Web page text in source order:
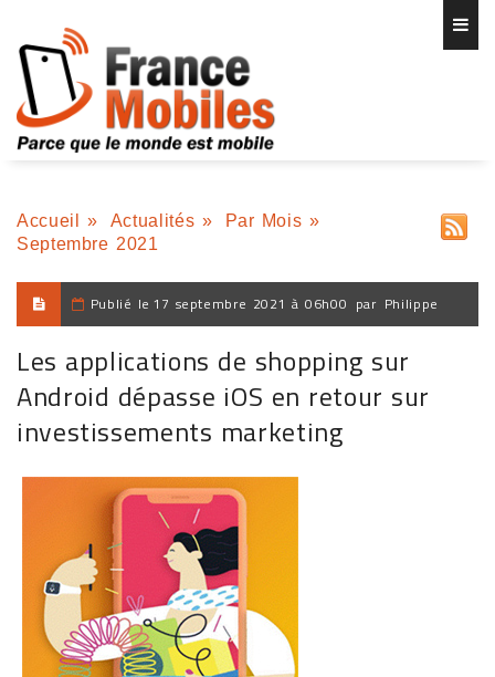
Accueil » Actualités » Par Mois »
Septembre 2021
Publié le 17 septembre 2021 à 06h00 par Philippe
Les applications de shopping sur
Android dépasse iOS en retour sur
investissements marketing